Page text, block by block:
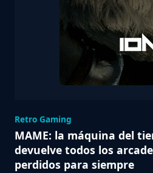
Retro Gaming
MAME: la máquina del
devuelve todos los
perdidos para siempre